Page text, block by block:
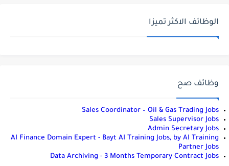
الوظائف الاكثر تميزا
وظائف صح
Sales Coordinator – Oil & Gas Trading Jobs
Sales Supervisor Jobs
Admin Secretary Jobs
AI Finance Domain Expert - Bayt AI Training Jobs, by AI Training
Partner Jobs
Data Archiving - 3 Months Temporary Contract Jobs